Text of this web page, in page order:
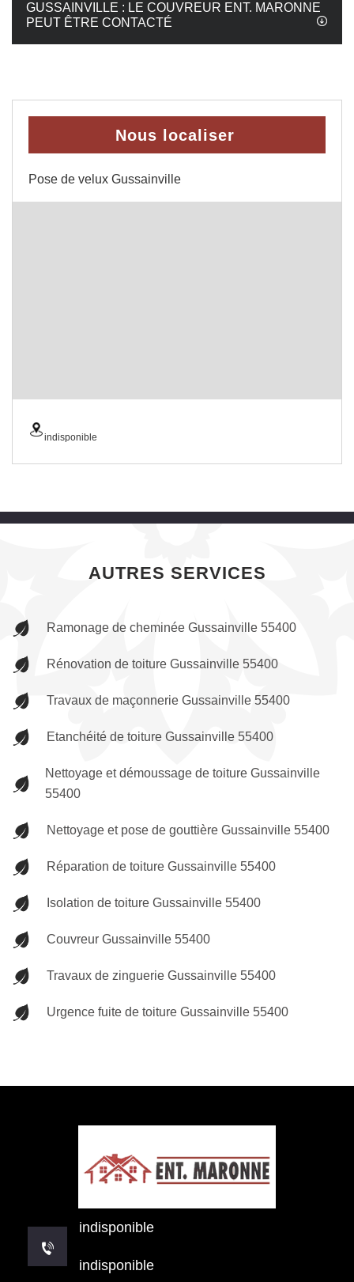
GUSSAINVILLE : LE COUVREUR ENT. MARONNE
PEUT ÊTRE CONTACTÉ
Nous localiser
Pose de velux Gussainville
indisponible
AUTRES SERVICES
Ramonage de cheminée Gussainville 55400
Rénovation de toiture Gussainville 55400
Travaux de maçonnerie Gussainville 55400
Etanchéité de toiture Gussainville 55400
Nettoyage et démoussage de toiture Gussainville
55400
Nettoyage et pose de gouttière Gussainville 55400
Réparation de toiture Gussainville 55400
Isolation de toiture Gussainville 55400
Couvreur Gussainville 55400
Travaux de zinguerie Gussainville 55400
Urgence fuite de toiture Gussainville 55400
indisponible
indisponible